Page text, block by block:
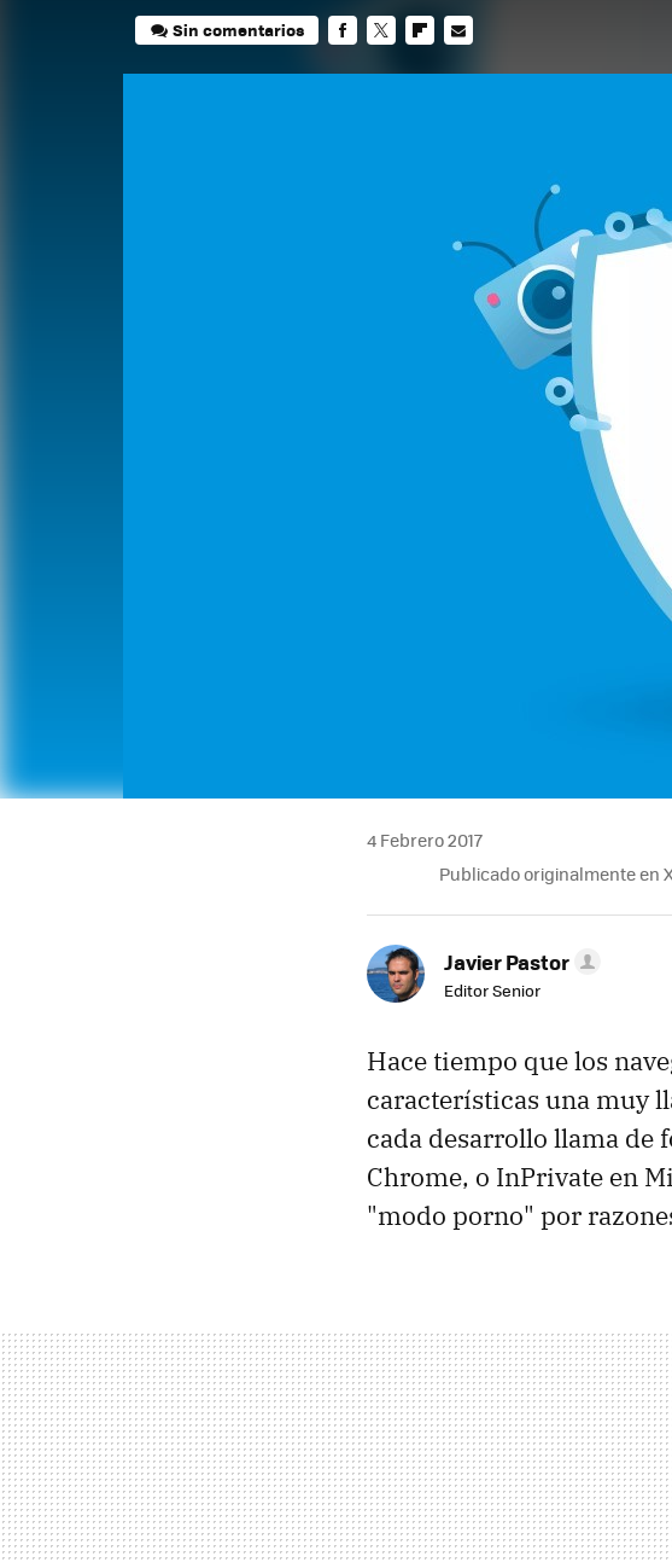
Sin comentarios
4 Febrero 2017
Publicado originalmente en
Javier Pastor
Editor Senior
Hace tiempo que los
características una muy
cada desarrollo llama de
Chrome, o InPrivate en
"modo porno" por